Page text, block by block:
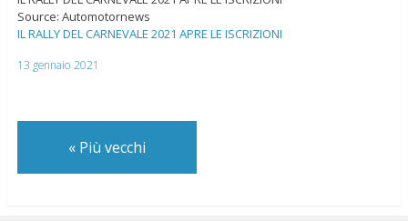
Source: Automotornews
IL RALLY DEL CARNEVALE 2021 APRE LE ISCRIZIONI
13 gennaio 2021
«Più vecchi